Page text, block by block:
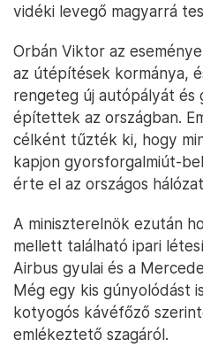
vidéki levegő magyarrá
Orbán Viktor az
az útépítések kormánya,
rengeteg új autópályát és
építettek az országban.
célként tűzték ki, hogy
kapjon gyorsforgalmiút-
érte el az országos
A miniszterelnök ezután
mellett található ipari
Airbus gyulai és a
Még egy kis gúnyolódást
kotyogós kávéfőző
emlékeztető szagáról.